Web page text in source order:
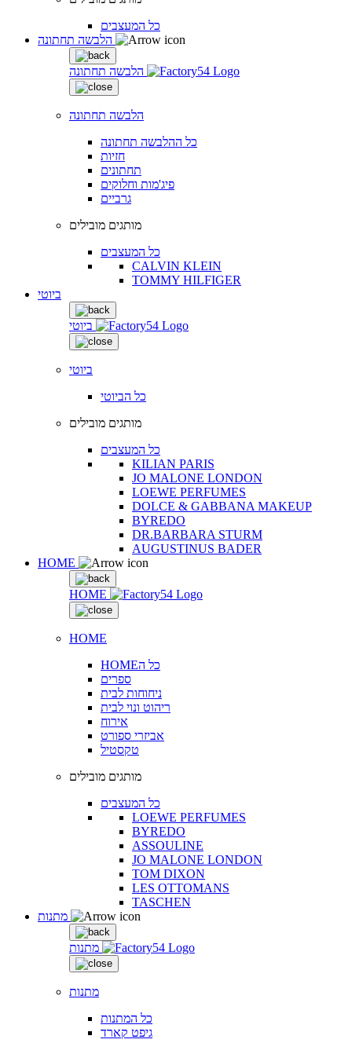
כל המעצבים
הלבשה תחתונה
הלבשה תחתונה
כל ההלבשה תחתונה
חזיות
תחתונים
פיג'מות וחלוקים
גרביים
מותגים מובילים
כל המעצבים
CALVIN KLEIN
TOMMY HILFIGER
ביוטי
ביוטי
ביוטי
כל הביוטי
מותגים מובילים
כל המעצבים
KILIAN PARIS
JO MALONE LONDON
LOEWE PERFUMES
DOLCE & GABBANA MAKEUP
BYREDO
DR.BARBARA STURM
AUGUSTINUS BADER
HOME
HOME
HOME
HOMEכל ה
ספרים
ניחוחות לבית
ריהוט ונוי לבית
אירוח
אביזרי ספורט
טקסטיל
מותגים מובילים
כל המעצבים
LOEWE PERFUMES
BYREDO
ASSOULINE
JO MALONE LONDON
TOM DIXON
LES OTTOMANS
TASCHEN
מתנות
מתנות
כל המתנות
גיפט קארד